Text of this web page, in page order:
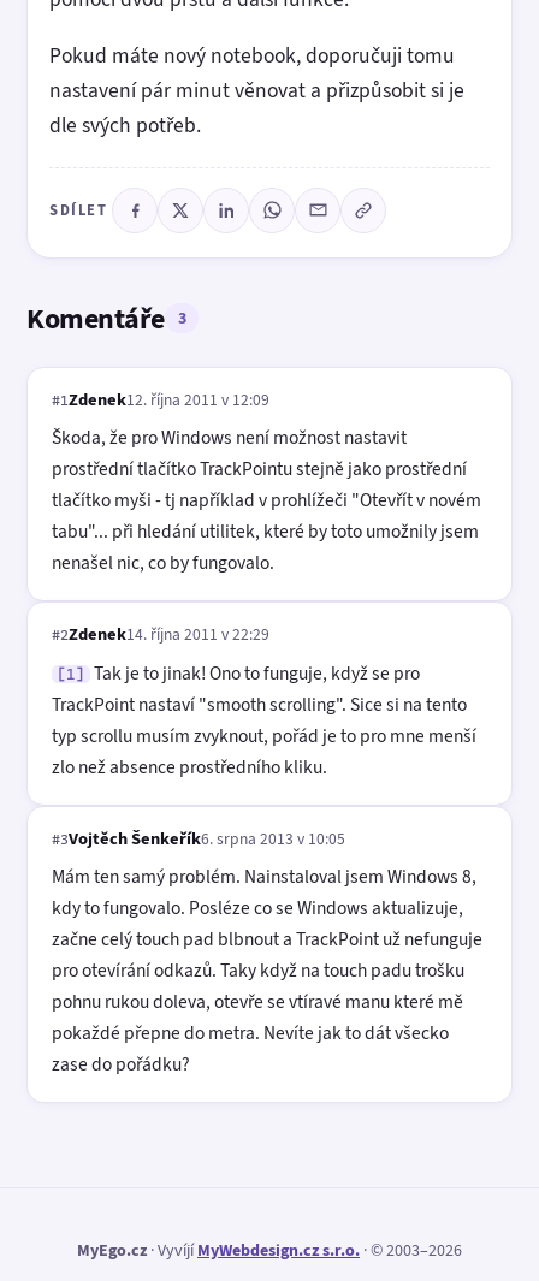
Pokud máte nový notebook, doporučuji tomu
nastavení pár minut věnovat a přizpůsobit si je
dle svých potřeb.
SDÍLET
Komentáře 3
#1Zdenek12. října 2011 v 12:09
Škoda, že pro Windows není možnost nastavit
prostřední tlačítko TrackPointu stejně jako prostřední
tlačítko myši - tj například v prohlížeči "Otevřít v novém
tabu"... při hledání utilitek, které by toto umožnily jsem
nenašel nic, co by fungovalo.
#2Zdenek14. října 2011 v 22:29
[1]
Tak je to jinak! Ono to funguje, když se pro
TrackPoint nastaví "smooth scrolling". Sice si na tento
typ scrollu musím zvyknout, pořád je to pro mne menší
zlo než absence prostředního kliku.
#3Vojtěch Šenkeřík6. srpna 2013 v 10:05
Mám ten samý problém. Nainstaloval jsem Windows 8,
kdy to fungovalo. Posléze co se Windows aktualizuje,
začne celý touch pad blbnout a TrackPoint už nefunguje
pro otevírání odkazů. Taky když na touch padu trošku
pohnu rukou doleva, otevře se vtíravé manu které mě
pokaždé přepne do metra. Nevíte jak to dát všecko
zase do pořádku?
MyEgo.cz · VyvíjíMyWebdesign.cz s.r.o. · © 2003–2026